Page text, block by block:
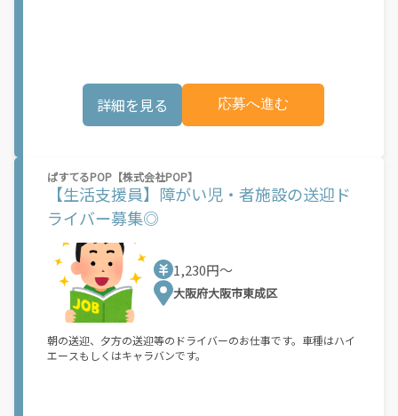
詳細を見る 応募へ進む
ぱすてるPOP【株式会社POP】
【生活支援員】障がい児・者施設の送迎ド
ライバー募集◎
1,230円〜
大阪府大阪市東成区
朝の送迎、夕方の送迎等のドライバーのお仕事です。車種はハイ
エースもしくはキャラバンです。